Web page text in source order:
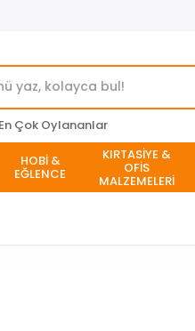
En Çok Oylananlar
HOBİ &
EĞLENCE
KIRTASİYE &
OFİS
MALZEMELERİ